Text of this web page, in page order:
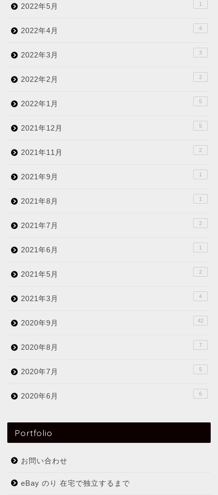
2022年5月 1
2022年4月 4
2022年3月 3
2022年2月 2
2022年1月 5
2021年12月 5
2021年11月 2
2021年9月 1
2021年8月 1
2021年7月 2
2021年6月 1
2021年5月 2
2021年3月 4
2020年9月 42
2020年8月 7
2020年7月 5
2020年6月 6
Portfolio
お問い合わせ
eBay のり 在宅で独立するまで